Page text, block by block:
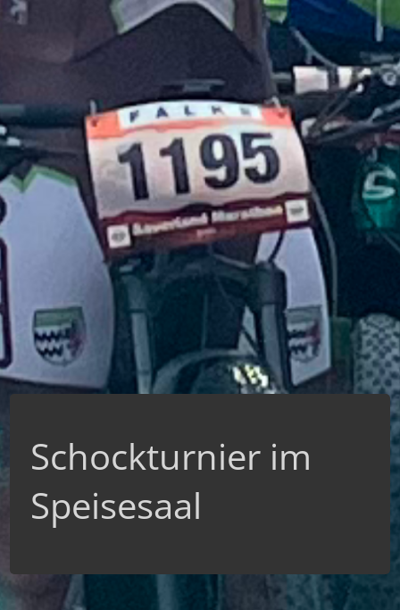
Schockturnier im
Speisesaal